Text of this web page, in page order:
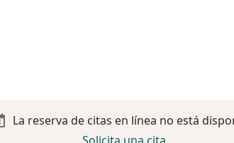
La reserva de citas en línea no está